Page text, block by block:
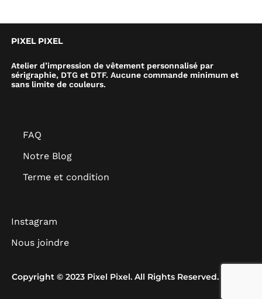
PIXEL PIXEL
Atelier d’impression de vêtement personnalisé par
sérigraphie, DTG et DTF. Aucune commande minimum et
sans limite de couleurs.
FAQ
Notre Blog
Terme et condition
Instagram
Nous joindre
Copyright © 2023 Pixel Pixel. All Rights Reserved.